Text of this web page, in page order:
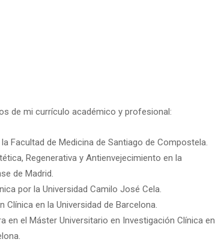
de mi currículo académico y profesional:
Facultad de Medicina de Santiago de Compostela.
Regenerativa y Antienvejecimiento en la
de Madrid.
por la Universidad Camilo José Cela.
Clínica en la Universidad de Barcelona.
en el Máster Universitario en Investigación Clínica en